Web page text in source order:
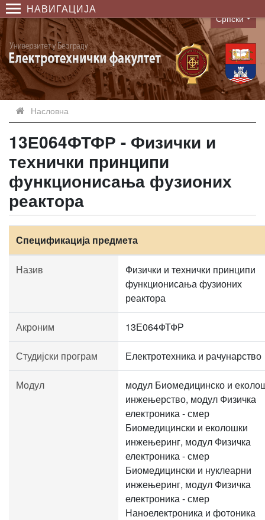
НАВИГАЦИЈА
Language
Српски
Насловна
13Е064ФТФР - Физички и
технички принципи
функционисања фузионих
реактора
Спецификација предмета
Назив
Физички и технички принципи
функционисања фузионих
реактора
Акроним 13Е064ФТФР
Студијски програм Електротехника и рачунарство
Модул
модул Биомедицинско и
инжењерство, модул Физичка
електроника - смер
Биомедицински и еколошки
инжењеринг, модул Физичка
електроника - смер
Биомедицински и нуклеарни
инжењеринг, модул Физичка
електроника - смер
Наноелектроника и фотоника